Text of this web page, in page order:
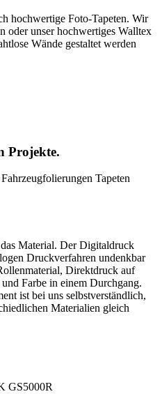
hochwertige Foto-Tapeten. Wir
oder unser hochwertiges Walltex
Wände gestaltet werden
Projekte.
Fahrzeugfolierungen Tapeten
Material. Der Digitaldruck
Druckverfahren undenkbar
Direktdruck auf
Farbe in einem Durchgang.
ist bei uns selbstverständlich,
Materialien gleich
GS5000R​